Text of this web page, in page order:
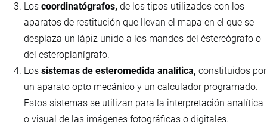
Los coordinatógrafos, de los tipos utilizados con los
aparatos de restitución que llevan el mapa en el que se
desplaza un lápiz unido a los mandos del éstereógrafo o
del esteroplanígrafo.
Los sistemas de esteromedida analítica, constituidos por
un aparato opto mecánico y un calculador programado.
Estos sistemas se utilizan para la interpretación analítica
o visual de las imágenes fotográficas o digitales.